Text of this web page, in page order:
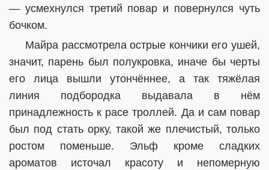
— усмехнулся третий повар и повернулся чуть
бочком.
Майра рассмотрела острые кончики его ушей,
значит, парень был полукровка, иначе бы черты
его лица вышли утончённее, а так тяжёлая
линия подбородка выдавала в нём
принадлежность к расе троллей. Да и сам повар
был под стать орку, такой же плечистый, только
ростом поменьше. Эльф кроме сладких
ароматов источал красоту и непомерную